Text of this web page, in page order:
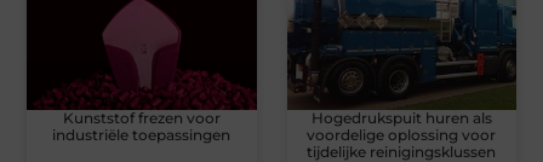
Kunststof frezen voor
industriële toepassingen
Hogedrukspuit huren als
voordelige oplossing voor
tijdelijke reinigingsklussen